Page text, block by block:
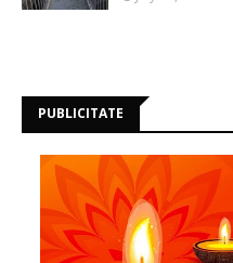
PUBLICITATE